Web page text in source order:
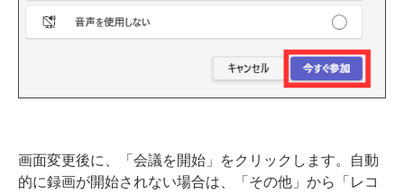
画面変更後に、「会議を開始」をクリックします。自動
的に録画が開始されない場合は、「その他」から「レコ